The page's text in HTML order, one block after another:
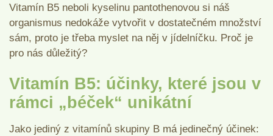
Vitamín B5 neboli kyselinu pantothenovou si náš
organismus nedokáže vytvořit v dostatečném množství
sám, proto je třeba myslet na něj v jídelníčku. Proč je
pro nás důležitý?
Vitamín B5: účinky, které jsou v
rámci „béček“ unikátní
Jako jediný z vitamínů skupiny B má jedinečný účinek: